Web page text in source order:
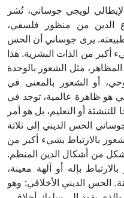
لويجي جوساني، نُشر
الدين من منظور فلسفي،
يرى جوساني أن الحس
أكبر من الذات البشرية. هذا
مثل الشعور بالوحدة
أو الشعور بالمعنى في
هو ظاهرة عالمية، توجد في
للتنشئة أو التعليم، بل هو أمر
الحس الديني إلى ثلاثة
بالارتباط بشيء أكبر من
شكل من أشكال الدين المنظم.
بإله أو آلهة معينة،
الحس الديني الأخلاقي: وهو